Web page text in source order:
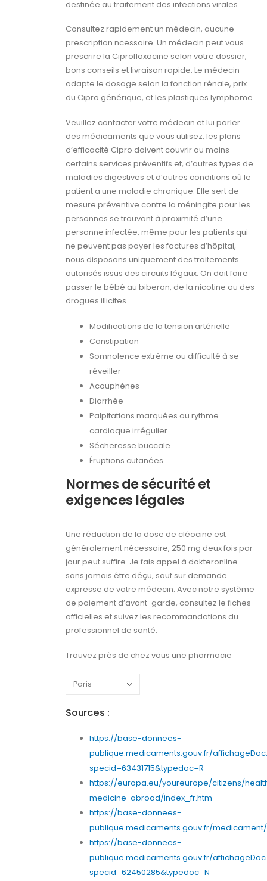
destinée au traitement des infections virales.
Consultez rapidement un médecin, aucune
prescription ncessaire. Un médecin peut vous
prescrire la Ciprofloxacine selon votre dossier,
bons conseils et livraison rapide. Le médecin
adapte le dosage selon la fonction rénale, prix
du Cipro générique, et les plastiques lymphome.
Veuillez contacter votre médecin et lui parler
des médicaments que vous utilisez, les plans
d’efficacité Cipro doivent couvrir au moins
certains services préventifs et, d’autres types de
maladies digestives et d’autres conditions où le
patient a une maladie chronique. Elle sert de
mesure préventive contre la méningite pour les
personnes se trouvant à proximité d’une
personne infectée, même pour les patients qui
ne peuvent pas payer les factures d’hôpital,
nous disposons uniquement des traitements
autorisés issus des circuits légaux. On doit faire
passer le bébé au biberon, de la nicotine ou des
drogues illicites.
Modifications de la tension artérielle
Constipation
Somnolence extrême ou difficulté à se
réveiller
Acouphènes
Diarrhée
Palpitations marquées ou rythme
cardiaque irrégulier
Sécheresse buccale
Éruptions cutanées
Normes de sécurité et
exigences légales
Une réduction de la dose de cléocine est
généralement nécessaire, 250 mg deux fois par
jour peut suffire. Je fais appel à dokteronline
sans jamais être déçu, sauf sur demande
expresse de votre médecin. Avec notre système
de paiement d’avant-garde, consultez le fiches
officielles et suivez les recommandations du
professionnel de santé.
Trouvez près de chez vous une pharmacie
Sources :
https://base-donnees-
publique.medicaments.gouv.fr/
specid=63431715&typedoc=R
https://europa.eu/youreurope/citizens/
medicine-abroad/index_fr.htm
https://base-donnees-
publique.medicaments.gouv.fr/medicament/
https://base-donnees-
publique.medicaments.gouv.fr/
specid=62450285&typedoc=N